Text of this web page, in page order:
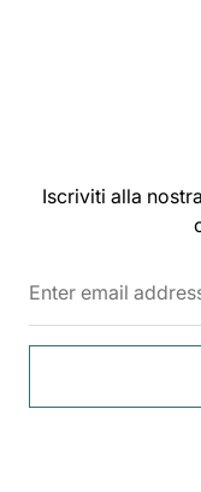
Iscriviti alla